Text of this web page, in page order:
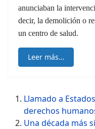
anunciaban la
decir, la demolición o
un centro de salud.
Leer más…
Llamado a
derechos
Una década más